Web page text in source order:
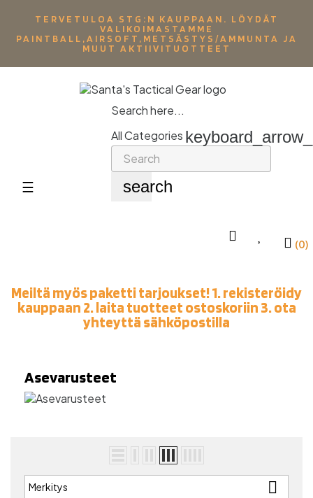
TERVETULOA STG:N KAUPPAAN. LÖYDÄT
VALIKOIMASTAMME
PAINTBALL,AIRSOFT,METSÄSTYS/AMMUNTA JA
MUUT AKTIIVITUOTTEET
Toggle
☰
Search here...
All Categories
search
(0)
Meiltä myös paketti tarjoukset! 1. rekisteröidy
kauppaan 2. laita tuotteet ostoskoriin 3. ota
yhteyttä sähköpostilla
Asevarusteet
Merkitys 